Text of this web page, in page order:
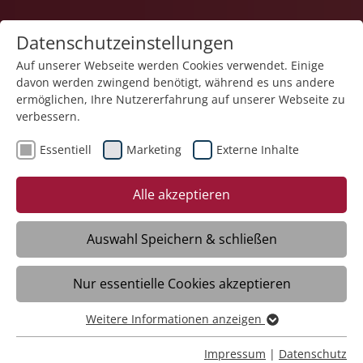
Bildung
Sitemap
Bildung Startseite
Angebote
Schulische Bildung
Ausbildung & Qualifizierung
In die Arbeitswelt
Unsere Fachlichkeit
Datenschutzeinstellungen
Auf unserer Webseite werden Cookies verwendet. Einige
davon werden zwingend benötigt, während es uns andere
ermöglichen, Ihre Nutzererfahrung auf unserer Webseite zu
verbessern.
Essentiell Marketing Externe Inhalte
Alle akzeptieren
Auswahl Speichern & schließen
Nur essentielle Cookies akzeptieren
Essentiell
Essentielle Cookies werden für grundlegende Funktionen
Weitere Informationen anzeigen
Impressum | Datenschutz